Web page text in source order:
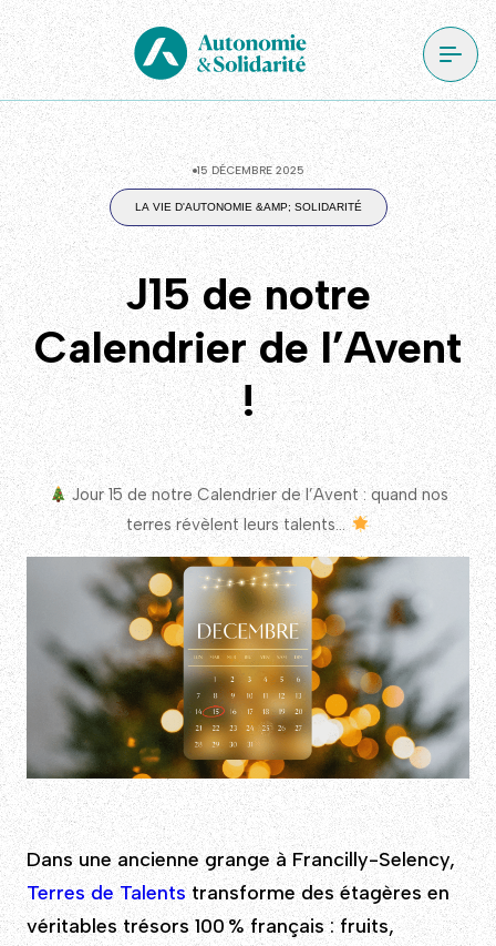
15 DÉCEMBRE 2025
LA VIE D'AUTONOMIE &AMP; SOLIDARITÉ
J15 de notre
Calendrier de l’Avent
!
Jour 15 de notre Calendrier de l’Avent : quand nos
terres révèlent leurs talents…
Dans une ancienne grange à Francilly-Selency,
Terres de Talentstransforme des étagères en
véritables trésors 100 % français : fruits,